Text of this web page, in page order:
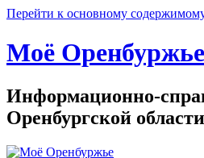
Перейти к основному
Моё Оренбуржье
Информационно-
Оренбургской области